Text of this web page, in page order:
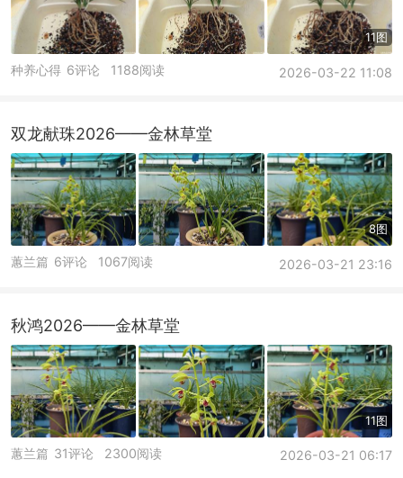
11图
种养心得 2026-03-22 11:08
6评论 1188阅读
双龙献珠2026——金林草堂
8图
蕙兰篇 2026-03-21 23:16
6评论 1067阅读
秋鸿2026——金林草堂
11图
蕙兰篇 2026-03-21 06:17
31评论 2300阅读